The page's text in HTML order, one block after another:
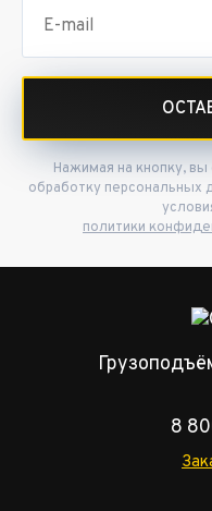
Нажимая на кнопку, вы
обработку персональных
политики
8